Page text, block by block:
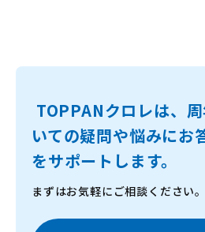
TOPPANクロレは、
いての疑問や悩みにお
をサポートします。
まずはお気軽にご相談ください。